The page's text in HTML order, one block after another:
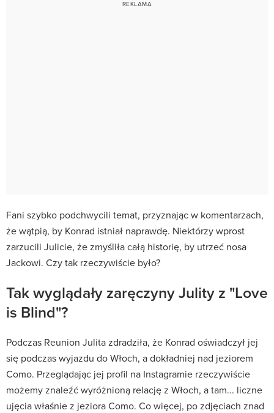
Fani szybko podchwycili temat, przyznając w komentarzach,
że wątpią, by Konrad istniał naprawdę. Niektórzy wprost
zarzucili Julicie, że zmyśliła całą historię, by utrzeć nosa
Jackowi. Czy tak rzeczywiście było?
Tak wyglądały zaręczyny Julity z "Love
is Blind"?
Podczas Reunion Julita zdradziła, że Konrad oświadczył jej
się podczas wyjazdu do Włoch, a dokładniej nad jeziorem
Como. Przeglądając jej profil na Instagramie rzeczywiście
możemy znaleźć wyróżnioną relację z Włoch, a tam... liczne
ujęcia właśnie z jeziora Como. Co więcej, po zdjęciach znad